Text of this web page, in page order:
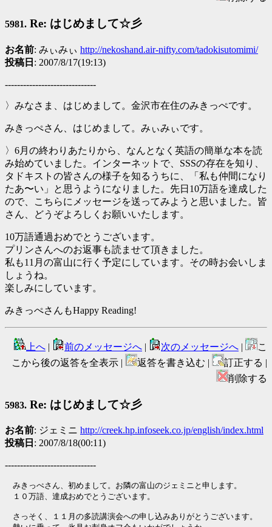
5981. Re: はじめまして☆彡
お名前: みぃみぃ http://nekoshand.air-nifty.com/tadokisutomimi/
投稿日 : 2007/8/17(19:13)
------------------------------
〉みなさま、はじめまして。金沢市在住のみきっぺです。
みきっぺさん、はじめまして。みぃみぃです。
〉6月の終わりあたりから、なんとなく英語の簡単な本を読
み始めていました。インターネットで、SSSの存在を知り、
タドキストの皆さんの様子を知るうちに、「私も仲間になり
たあ〜い」と思うようになりました。先日10万語を達成した
ので、こちらにメッセージを送ってみようと思いました。皆
さん、どうぞよろしくお願いいたします。
10万語通過おめでとうございます。
プリンさんへのお返事も読ませて頂きました。
私も11月の富山に行く予定にしています。その時お会いしま
しょうね。
楽しみにしています。
みきっぺさんもHappy Reading!
上へ | 前のメッセージへ | 次のメッセージへ |
こ
こから後の返答を全表示 |
返答を書き込む |
訂正する |
削除する
5983. Re: はじめまして☆彡
お名前: ジェミニ http://creek.hp.infoseek.co.jp/english/index.html
投稿日 : 2007/8/18(00:11)
------------------------------
みきっぺさん、初めまして。お隣の富山のジェミニと申します。
１０万語、達成おめでとうございます。
さっそく、１１月の多読講演会への申し込みありがとうございます。